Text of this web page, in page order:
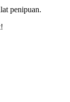
penipuan.